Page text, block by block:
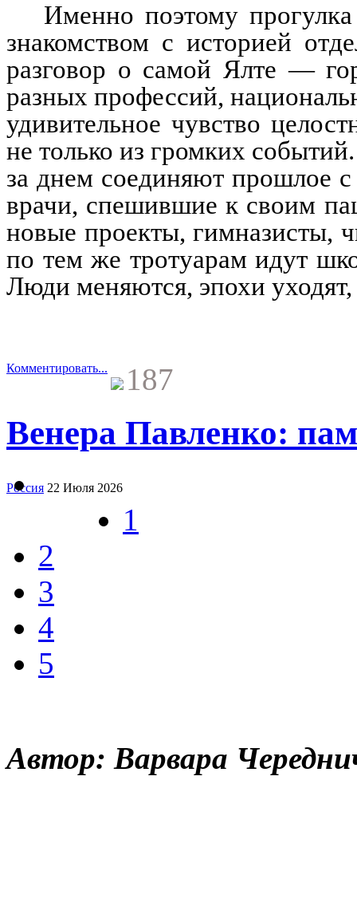
Именно поэтому
знакомством с историей
разговор о самой Ялте —
разных профессий,
удивительное чувство
не только из громких
за днем соединяют прошлое
врачи, спешившие к своим
новые проекты, гимназисты,
по тем же тротуарам идут
Люди меняются, эпохи
Комментировать... 187
Венера Павленко:
Россия 22 Июля 2026
1
2
3
4
5
Автор: Варвара